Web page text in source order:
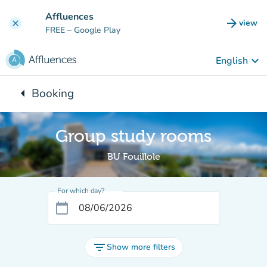
clear Affluences
FREE – Google Play arrow_forward view
(new
English keyboard_arrow_down
arrow_leftBack to:
Booking
Group study rooms
BU Fouillole
For which day?
calendar_today
filter_listShow more filters